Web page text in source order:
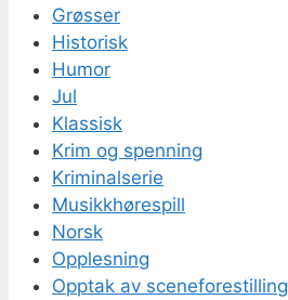
Grøsser
Historisk
Humor
Jul
Klassisk
Krim og spenning
Kriminalserie
Musikkhørespill
Norsk
Opplesning
Opptak av sceneforestilling